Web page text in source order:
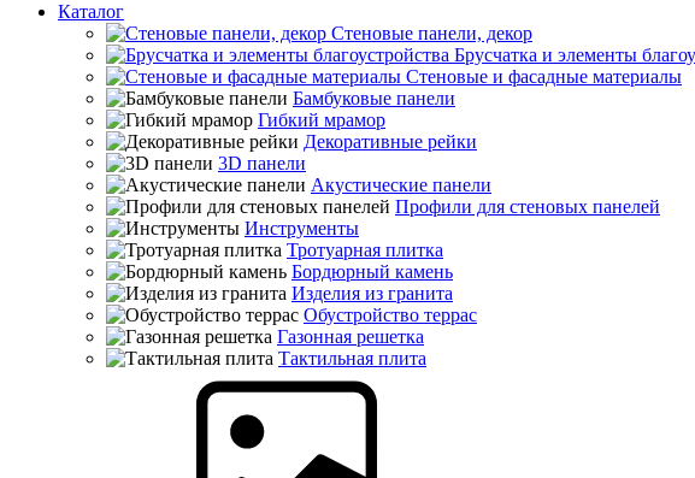
Каталог
Стеновые панели, декор
Брусчатка и элементы
Стеновые и фасадные материалы
Бамбуковые панели
Гибкий мрамор
Декоративные рейки
3D панели
Акустические панели
Профили для стеновых панелей
Инструменты
Тротуарная плитка
Бордюрный камень
Изделия из гранита
Обустройство террас
Газонная решетка
Тактильная плита